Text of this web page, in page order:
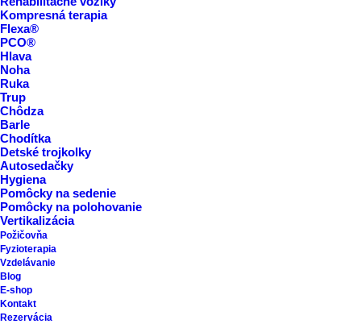
Kompresná terapia
Flexa®
PCO®
Hlava
Noha
Ruka
Trup
Chôdza
Barle
Chodítka
Detské trojkolky
Autosedačky
Hygiena
Pomôcky na sedenie
Pomôcky na polohovanie
Vertikalizácia
Požičovňa
Fyzioterapia
Vzdelávanie
Blog
E-shop
Kontakt
Rezervácia